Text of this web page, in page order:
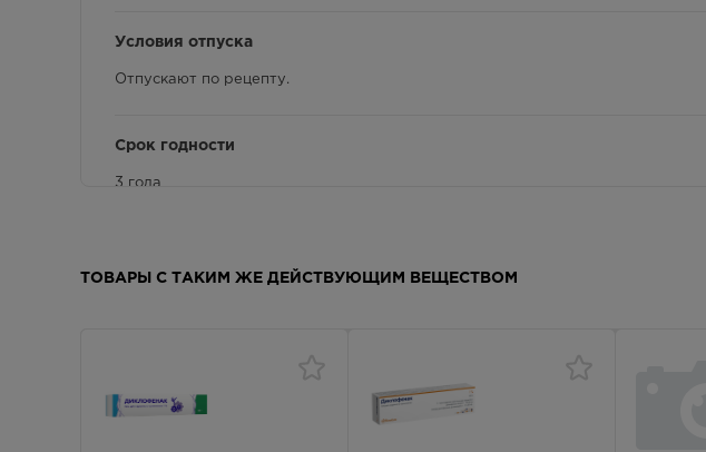
Условия отпуска
Отпускают по рецепту.
Срок годности
3 года
Противопоказания: тяжелая печеночная недостаточность, активное
Показания к применению
ТОВАРЫ С ТАКИМ ЖЕ ДЕЙСТВУЮЩИМ ВЕЩЕСТВОМ